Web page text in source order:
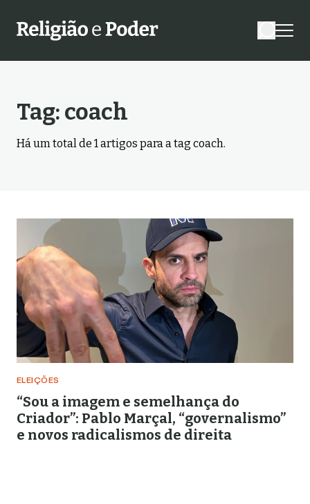
Tag: coach
Há um total de 1artigos para a tag coach.
ELEIÇÕES
“Sou a imagem e semelhança do
Criador”: Pablo Marçal, “governalismo”
e novos radicalismos de direita